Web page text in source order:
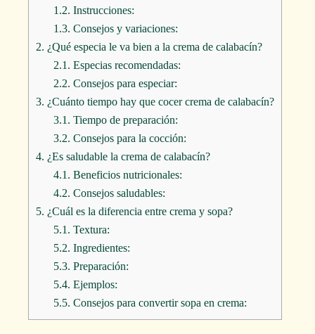
1.2. Instrucciones:
1.3. Consejos y variaciones:
2. ¿Qué especia le va bien a la crema de calabacín?
2.1. Especias recomendadas:
2.2. Consejos para especiar:
3. ¿Cuánto tiempo hay que cocer crema de calabacín?
3.1. Tiempo de preparación:
3.2. Consejos para la cocción:
4. ¿Es saludable la crema de calabacín?
4.1. Beneficios nutricionales:
4.2. Consejos saludables:
5. ¿Cuál es la diferencia entre crema y sopa?
5.1. Textura:
5.2. Ingredientes:
5.3. Preparación:
5.4. Ejemplos:
5.5. Consejos para convertir sopa en crema: